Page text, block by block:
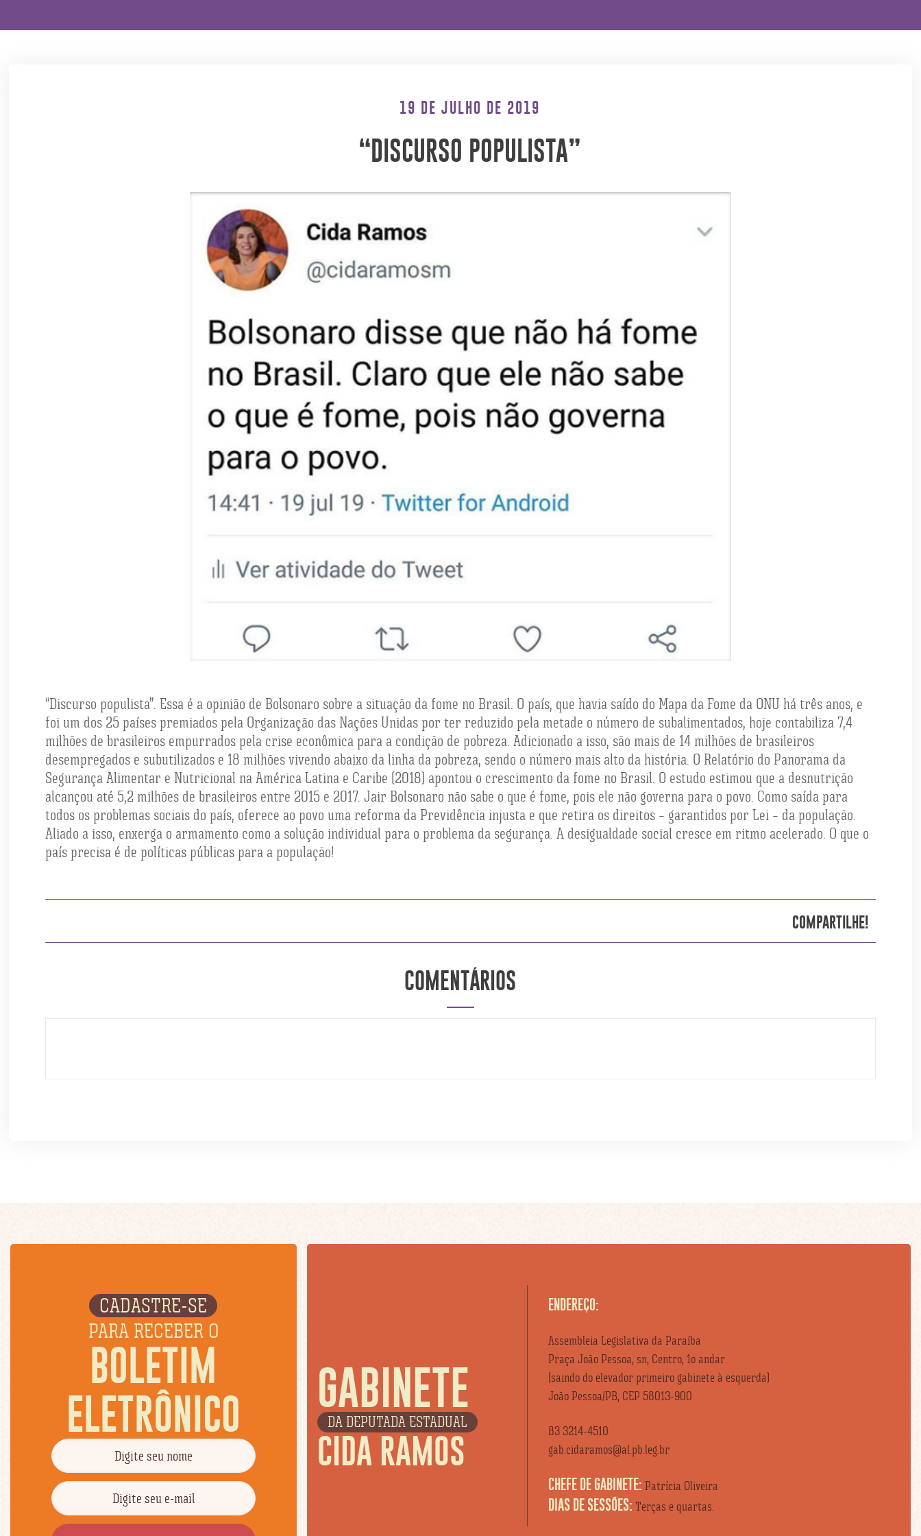
19 DE JULHO DE 2019
“DISCURSO POPULISTA”
“Discurso populista”. Essa é a opinião de Bolsonaro sobre a situação da fome no Brasil. O país, que havia saído do Mapa da Fome da ONU há três anos, e
foi um dos 25 países premiados pela Organização das Nações Unidas por ter reduzido pela metade o número de subalimentados, hoje contabiliza 7,4
milhões de brasileiros empurrados pela crise econômica para a condição de pobreza. Adicionado a isso, são mais de 14 milhões de brasileiros
desempregados e subutilizados e 18 milhões vivendo abaixo da linha da pobreza, sendo o número mais alto da história. O Relatório do Panorama da
Segurança Alimentar e Nutricional na América Latina e Caribe (2018) apontou o crescimento da fome no Brasil. O estudo estimou que a desnutrição
alcançou até 5,2 milhões de brasileiros entre 2015 e 2017. Jair Bolsonaro não sabe o que é fome, pois ele não governa para o povo. Como saída para
todos os problemas sociais do país, oferece ao povo uma reforma da Previdência injusta e que retira os direitos – garantidos por Lei – da população.
Aliado a isso, enxerga o armamento como a solução individual para o problema da segurança. A desigualdade social cresce em ritmo acelerado. O que o
país precisa é de políticas públicas para a população!
COMPARTILHE!
COMENTÁRIOS
CADASTRE-SE
PARA RECEBER O
BOLETIM
ELETRÔNICO
GABINETE
DA DEPUTADA ESTADUAL
CIDA RAMOS
ENDEREÇO:
Assembleia Legislativa da Paraíba
Praça João Pessoa, sn, Centro, 1o andar
(saindo do elevador primeiro gabinete à esquerda)
João Pessoa/PB, CEP 58013-900
83 3214-4510
gab.cidaramos@al.pb.leg.br
CHEFE DE GABINETE: Patrícia Oliveira
DIAS DE SESSÕES: Terças e quartas.